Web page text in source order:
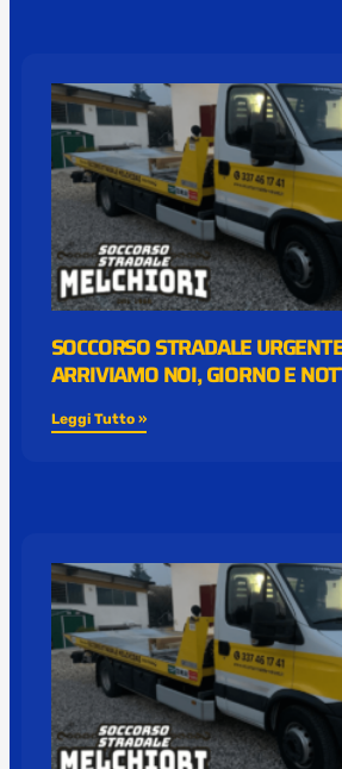
SOCCORSO STRADALE
ARRIVIAMO NOI, GIORNO E
Leggi Tutto »